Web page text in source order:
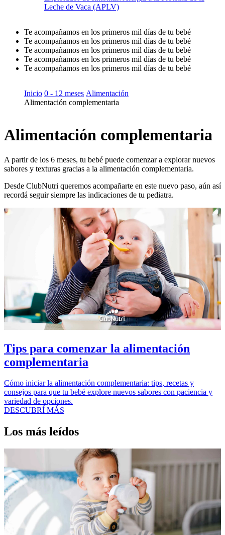
Leche de Vaca (APLV)
Te acompañamos en los primeros mil días de tu bebé
Te acompañamos en los primeros mil días de tu bebé
Te acompañamos en los primeros mil días de tu bebé
Te acompañamos en los primeros mil días de tu bebé
Te acompañamos en los primeros mil días de tu bebé
Inicio 0 - 12 meses Alimentación
Alimentación complementaria
Alimentación complementaria
A partir de los 6 meses, tu bebé puede comenzar a explorar nuevos
sabores y texturas gracias a la alimentación complementaria.
Desde ClubNutri queremos acompañarte en este nuevo paso, aún así
recordá seguir siempre las indicaciones de tu pediatra.
Tips para comenzar la alimentación
complementaria
Cómo iniciar la alimentación complementaria: tips, recetas y
consejos para que tu bebé explore nuevos sabores con paciencia y
variedad de opciones.
DESCUBRÍ MÁS
Los más leídos